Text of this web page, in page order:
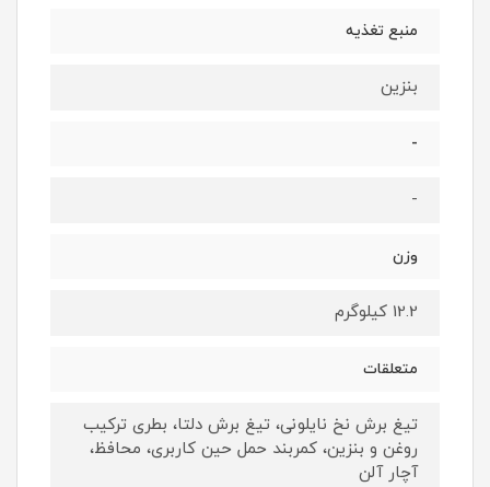
منبع تغذیه
بنزین
-
-
وزن
12.2 کیلوگرم
متعلقات
تیغ برش نخ نایلونی، تیغ برش دلتا، بطری ترکیب
روغن و بنزین، کمربند حمل حین کاربری، محافظ،
آچار آلن